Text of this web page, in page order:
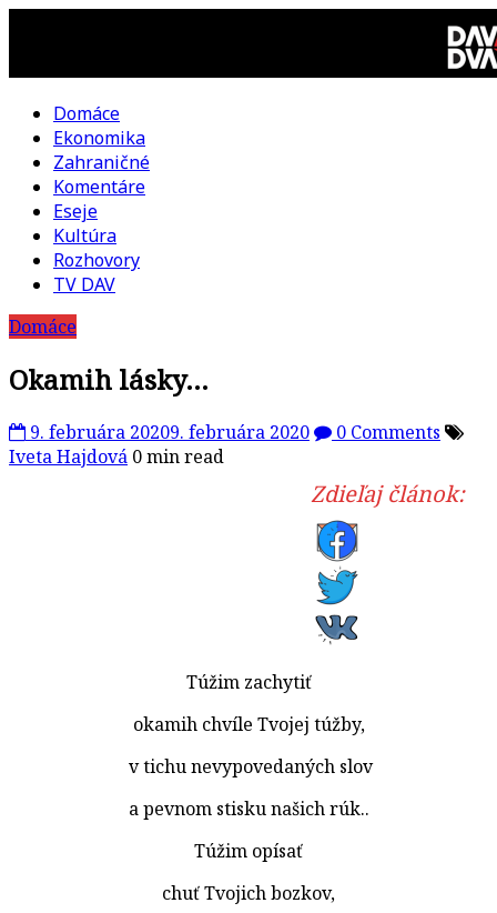
DAV
DVA
kultúrno-
politická
revue
Domáce
Ekonomika
Zahraničné
Komentáre
Eseje
Kultúra
Rozhovory
TV DAV
Domáce
Okamih lásky…
9. februára 20209. februára 2020
0 Comments
Iveta Hajdová 0 min read
Zdieľaj článok:
Túžim zachytiť
okamih chvíle Tvojej túžby,
v tichu nevypovedaných slov
a pevnom stisku našich rúk..
Túžim opísať
chuť Tvojich bozkov,